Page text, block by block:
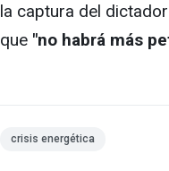
la captura del
que "no habrá más
crisis energética